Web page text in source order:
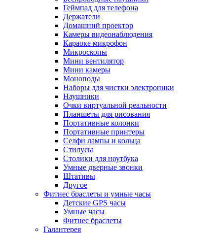
Геймпад для телефона
Держатели
Домашний проектор
Камеры видеонаблюдения
Караоке микрофон
Микроскопы
Мини вентилятор
Мини камеры
Моноподы
Наборы для чистки электроники
Наушники
Очки виртуальной реальности
Планшеты для рисования
Портативные колонки
Портативные принтеры
Селфи лампы и кольца
Стилусы
Столики для ноутбука
Умные дверные звонки
Штативы
Другое
Фитнес браслеты и умные часы
Детские GPS часы
Умные часы
Фитнес браслеты
Галантерея